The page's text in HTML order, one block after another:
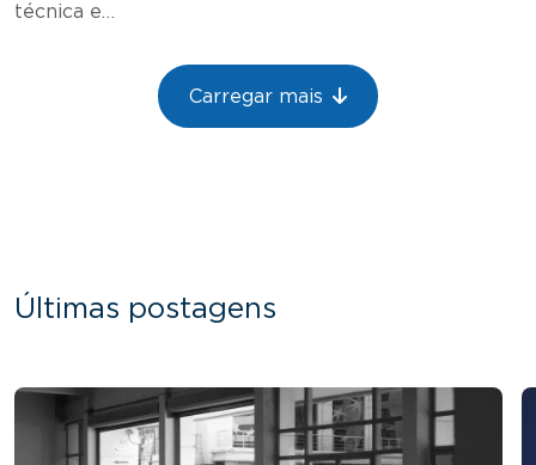
técnica e…
Carregar mais
Últimas postagens